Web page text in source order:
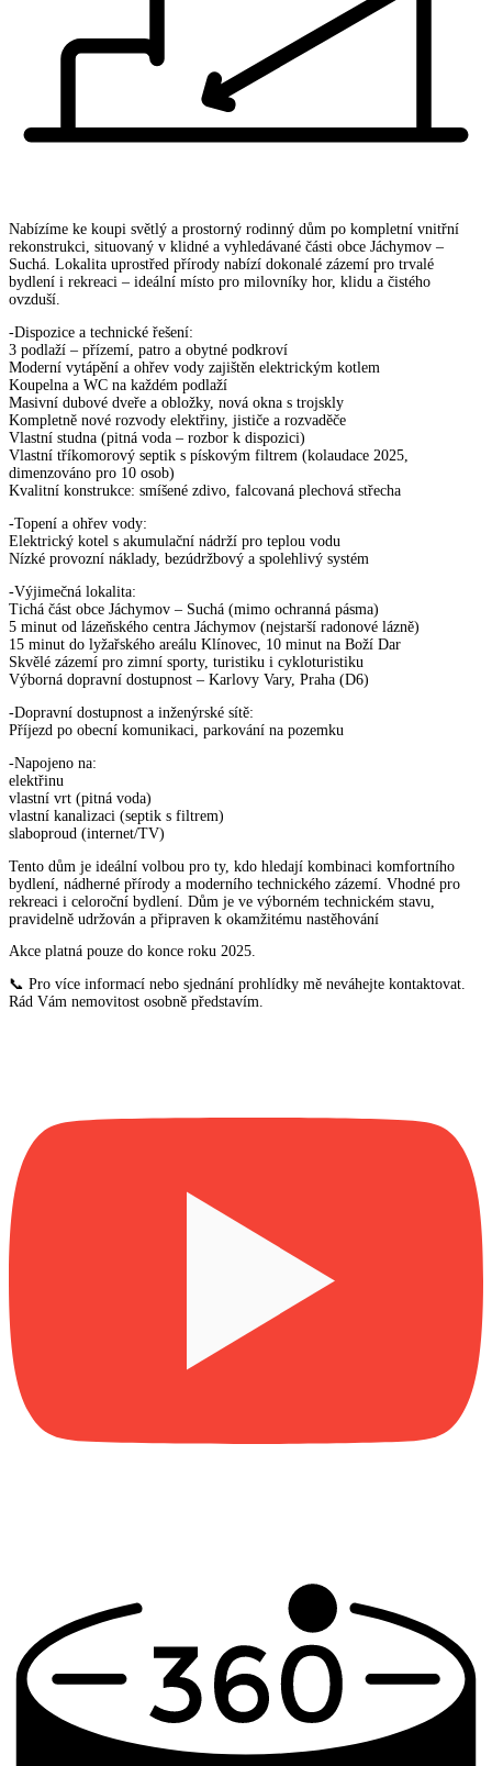
Nabízíme ke koupi světlý a prostorný rodinný dům po kompletní vnitřní
rekonstrukci, situovaný v klidné a vyhledávané části obce Jáchymov –
Suchá. Lokalita uprostřed přírody nabízí dokonalé zázemí pro trvalé
bydlení i rekreaci – ideální místo pro milovníky hor, klidu a čistého
ovzduší.
-Dispozice a technické řešení:
3 podlaží – přízemí, patro a obytné podkroví
Moderní vytápění a ohřev vody zajištěn elektrickým kotlem
Koupelna a WC na každém podlaží
Masivní dubové dveře a obložky, nová okna s trojskly
Kompletně nové rozvody elektřiny, jističe a rozvaděče
Vlastní studna (pitná voda – rozbor k dispozici)
Vlastní tříkomorový septik s pískovým filtrem (kolaudace 2025,
dimenzováno pro 10 osob)
Kvalitní konstrukce: smíšené zdivo, falcovaná plechová střecha
-Topení a ohřev vody:
Elektrický kotel s akumulační nádrží pro teplou vodu
Nízké provozní náklady, bezúdržbový a spolehlivý systém
-Výjimečná lokalita:
Tichá část obce Jáchymov – Suchá (mimo ochranná pásma)
5 minut od lázeňského centra Jáchymov (nejstarší radonové lázně)
15 minut do lyžařského areálu Klínovec, 10 minut na Boží Dar
Skvělé zázemí pro zimní sporty, turistiku i cykloturistiku
Výborná dopravní dostupnost – Karlovy Vary, Praha (D6)
-Dopravní dostupnost a inženýrské sítě:
Příjezd po obecní komunikaci, parkování na pozemku
-Napojeno na:
elektřinu
vlastní vrt (pitná voda)
vlastní kanalizaci (septik s filtrem)
slaboproud (internet/TV)
Tento dům je ideální volbou pro ty, kdo hledají kombinaci komfortního
bydlení, nádherné přírody a moderního technického zázemí. Vhodné pro
rekreaci i celoroční bydlení. Dům je ve výborném technickém stavu,
pravidelně udržován a připraven k okamžitému nastěhování
Akce platná pouze do konce roku 2025.
📞 Pro více informací nebo sjednání prohlídky mě neváhejte kontaktovat.
Rád Vám nemovitost osobně představím.